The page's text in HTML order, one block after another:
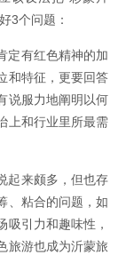
3个问题：
定有红色精神的加
和特征，更要回答
说服力地阐明以何
上和行业里所最需
起来颇多，但也存
、粘合的问题，如
吸引力和趣味性，
旅游也成为沂蒙旅